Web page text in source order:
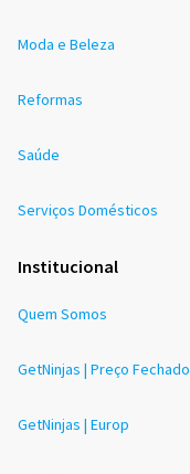
Moda e Beleza
Reformas
Saúde
Serviços Domésticos
Institucional
Quem Somos
GetNinjas | Preço Fechado
GetNinjas | Europ